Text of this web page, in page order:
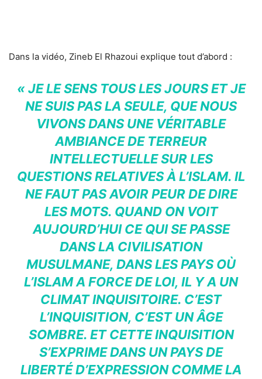
Dans la vidéo, Zineb El Rhazoui explique tout d’abord :
« JE LE SENS TOUS LES JOURS ET JE
NE SUIS PAS LA SEULE, QUE NOUS
VIVONS DANS UNE VÉRITABLE
AMBIANCE DE TERREUR
INTELLECTUELLE SUR LES
QUESTIONS RELATIVES À L’ISLAM. IL
NE FAUT PAS AVOIR PEUR DE DIRE
LES MOTS. QUAND ON VOIT
AUJOURD’HUI CE QUI SE PASSE
DANS LA CIVILISATION
MUSULMANE, DANS LES PAYS OÙ
L’ISLAM A FORCE DE LOI, IL Y A UN
CLIMAT INQUISITOIRE. C’EST
L’INQUISITION, C’EST UN ÂGE
SOMBRE. ET CETTE INQUISITION
S’EXPRIME DANS UN PAYS DE
LIBERTÉ D’EXPRESSION COMME LA